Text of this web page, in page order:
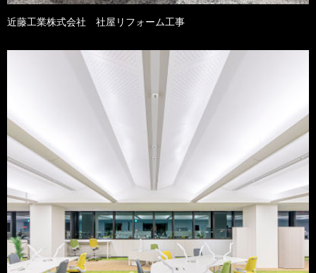
近藤工業株式会社 社屋リフォーム工事